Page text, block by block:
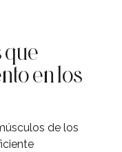
que
en los
de los